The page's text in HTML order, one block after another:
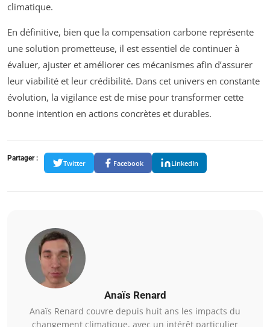
climatique.
En définitive, bien que la compensation carbone représente
une solution prometteuse, il est essentiel de continuer à
évaluer, ajuster et améliorer ces mécanismes afin d’assurer
leur viabilité et leur crédibilité. Dans cet univers en constante
évolution, la vigilance est de mise pour transformer cette
bonne intention en actions concrètes et durables.
Partager :
Twitter Facebook LinkedIn
Anaïs Renard
Anaïs Renard couvre depuis huit ans les impacts du
changement climatique, avec un intérêt particulier